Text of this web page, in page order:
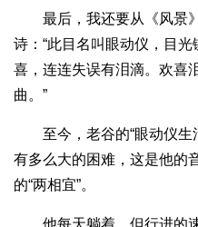
最后，我还要从《风景》
诗：“此目名叫眼动仪，目
喜，连连失误有泪滴。欢喜
曲。”
至今，老谷的“眼动仪生
有多么大的困难，这是他的
的“两相宜”。